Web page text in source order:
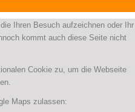
Ihren Besuch aufzeichnen oder Ihr
kommt auch diese Seite nicht
Cookie zu, um die Webseite
Maps zulassen: